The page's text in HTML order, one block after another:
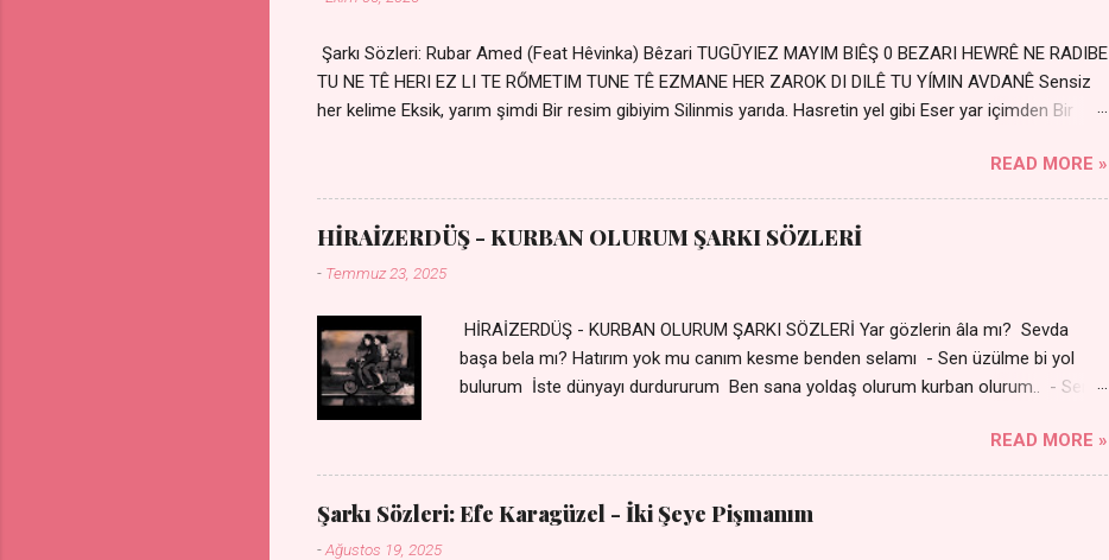
Şarkı Sözleri: Rubar Amed (Feat Hêvinka) Bêzari TUGŪYIEZ MAYIM BIÊŞ 0 BEZARI HEWRÊ NE RADIBE
TU NE TÊ HERI EZ LI TE RŐMETIM TUNE TÊ EZMANE HER ZAROK DI DILÊ TU YÍMIN AVDANÊ Sensiz
her kelime Eksik, yarım şimdi Bir resim gibiyim Silinmis yarıda. Hasretin yel gibi Eser yar içimden Bir
durmuyor Tu yi bihare min Ez ji payizim Li dile şevên min Teng e nefes im Adını sayıklar
Uykusuz geceler Sensiz her sabahım Sessiz ve kederli
READ MORE »
HİRAİZERDÜŞ - KURBAN OLURUM ŞARKI SÖZLERİ
- Temmuz 23, 2025
HİRAİZERDÜŞ - KURBAN OLURUM ŞARKI SÖZLERİ Yar gözlerin âla mı? Sevda
başa bela mı? Hatırım yok mu canım kesme benden selamı - Sen üzülme bi yol
bulurum İste dünyayı durdururum Ben sana yoldaş olurum kurban olurum.. - Sen
olurum Can canım cananım Yar gözlerin kara mı? Şu cefalar reva mı? Herkes
sevdiğin almış Sen de bana varman mı? - Sen üzülme bi yol bulurum İste dünyayı
durdururum Ben sana yoldaş olurum kurban olurum.. - Sen gülümse bi yol
bulurum Yaslanırsan dağ olurum Ben sana sevda olurum kurban olurum Can
READ MORE »
Şarkı Sözleri: Efe Karagüzel - İki Şeye Pişmanım
-Ağustos 19, 2025